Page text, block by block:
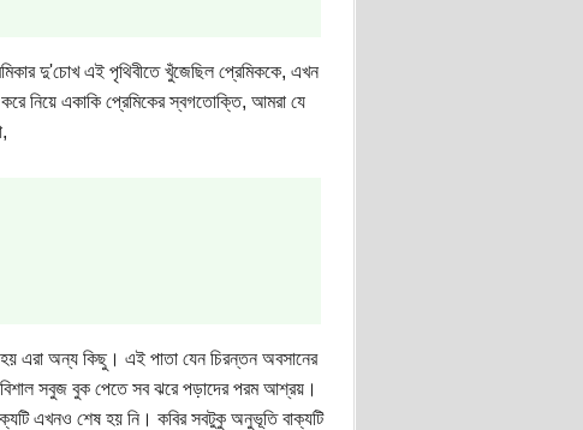
দু'চোখ এই পৃথিবীতে খুঁজেছিল প্রেমিককে, এখন
নিয়ে একাকি প্রেমিকের স্বগতোক্তি, আমরা যে
এরা অন্য কিছু। এই পাতা যেন চিরন্তন অবসানের
সবুজ বুক পেতে সব ঝরে পড়াদের পরম আশ্রয়।
এখনও শেষ হয় নি। কবির সবটুকু অনুভূতি বাক্যটি